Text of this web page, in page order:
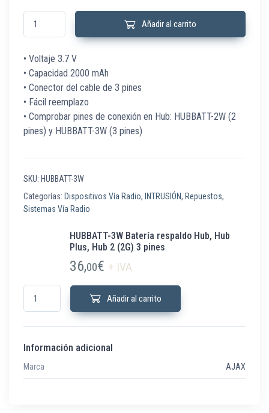
HUBBATT-3W Batería respaldo Hub, Hub Plus, Hub 2 (2G) 3 pines cantidad
Añadir al carrito
• Voltaje 3.7 V
• Capacidad 2000 mAh
• Conector del cable de 3 pines
• Fácil reemplazo
• Comprobar pines de conexión en Hub: HUBBATT-2W (2
pines) y HUBBATT-3W (3 pines)
SKU: HUBBATT-3W
Categorías: Dispositivos Vía Radio, INTRUSIÓN, Repuestos,
Sistemas Vía Radio
HUBBATT-3W Batería respaldo Hub, Hub
Plus, Hub 2 (2G) 3 pines
36,00€ + IVA
HUBBATT-3W Batería respaldo Hub, Hub Plus, Hub 2 (2G) 3 pines cantidad
Añadir al carrito
Información adicional
Marca AJAX